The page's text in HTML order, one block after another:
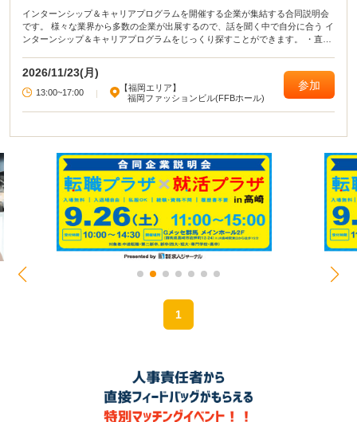
インターンシップ＆キャリアプログラムを開催する企業が集結する合同説明会
です。 様々な業界から多数の企業が出展するので、話を聞く中で自分に合う イ
ンターンシップ＆キャリアプログラムをじっくり探すことができます。 ・直接
2026/11/23(月)
13:00~17:00 |
【福岡エリア】
福岡ファッションビル(FFBホール)
参加
1